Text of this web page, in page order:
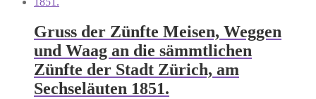
Gruss der Zünfte Meisen, Weggen
und Waag an die sämmtlichen
Zünfte der Stadt Zürich, am
Sechseläuten 1851.